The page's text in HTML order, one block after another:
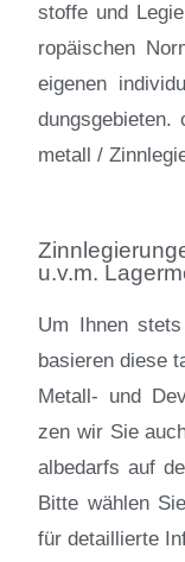
stof­fe und
ro­päi­schen
ei­ge­nen
me­tall /
u.v.m.
Um Ih­nen
ba­sie­ren die­se
Me­tall- und
zen wir Sie
al­be­darfs auf
Bit­te wäh­len
für de­tail­lier­te